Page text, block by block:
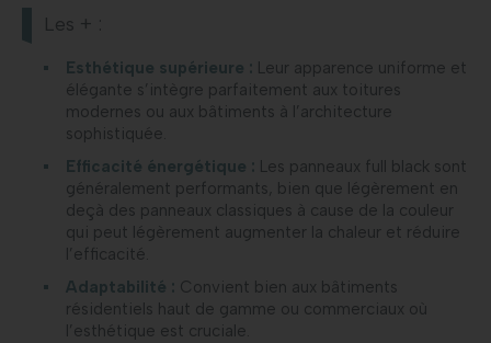
Les + :
Esthétique supérieure : Leur apparence uniforme et
élégante s’intègre parfaitement aux toitures
modernes ou aux bâtiments à l’architecture
sophistiquée.
Efficacité énergétique : Les panneaux full black sont
généralement performants, bien que légèrement en
deçà des panneaux classiques à cause de la couleur
qui peut légèrement augmenter la chaleur et réduire
l’efficacité.
Adaptabilité : Convient bien aux bâtiments
résidentiels haut de gamme ou commerciaux où
l’esthétique est cruciale.